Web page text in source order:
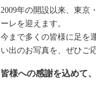
2009年の開設以来、東京
ーレを迎えます。
今まで多くの皆様に足を
い出のお写真を、ぜひご
皆様への感謝を込めて